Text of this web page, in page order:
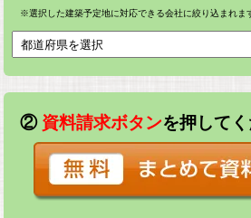
※選択した建築予定地に対応できる会社に絞り込まれま
② 資料請求ボタンを押してく